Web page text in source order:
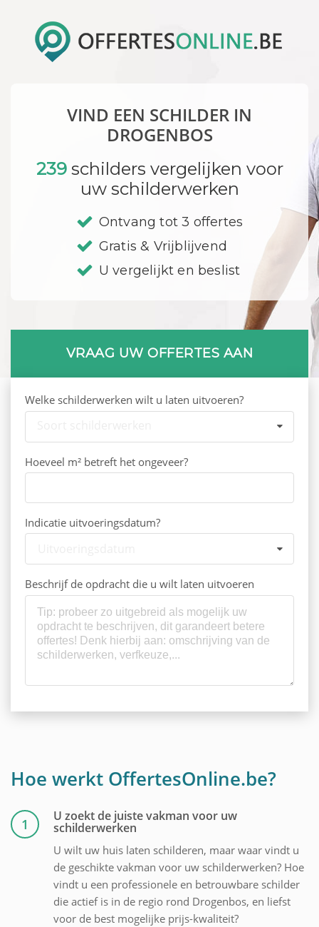
VIND EEN SCHILDER IN
DROGENBOS
239schilders vergelijken voor
uw schilderwerken
Ontvang tot 3 offertes
Gratis & Vrijblijvend
U vergelijkt en beslist
VRAAG UW OFFERTES AAN
Welke schilderwerken wilt u laten uitvoeren?
Hoeveel m² betreft het ongeveer?
Indicatie uitvoeringsdatum?
Beschrijf de opdracht die u wilt laten uitvoeren
Hoe werkt OffertesOnline.be?
1 U zoekt de juiste vakman voor uw
schilderwerken
U wilt uw huis laten schilderen, maar waar vindt u
de geschikte vakman voor uw schilderwerken? Hoe
vindt u een professionele en betrouwbare schilder
die actief is in de regio rond Drogenbos, en liefst
voor de best mogelijke prijs-kwaliteit?